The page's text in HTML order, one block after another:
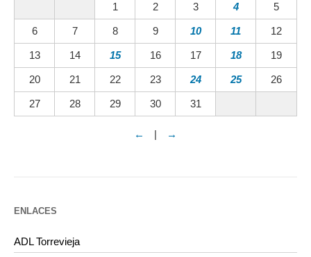
1 2 3 4 5
6 7 8 9 10 11 12
13 14 15 16 17 18 19
20 21 22 23 24 25 26
27 28 29 30 31
← | →
ENLACES
ADL Torrevieja